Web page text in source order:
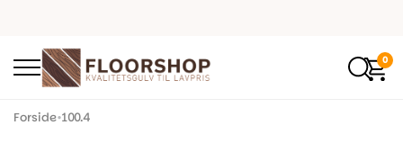
0
Forside•100.4